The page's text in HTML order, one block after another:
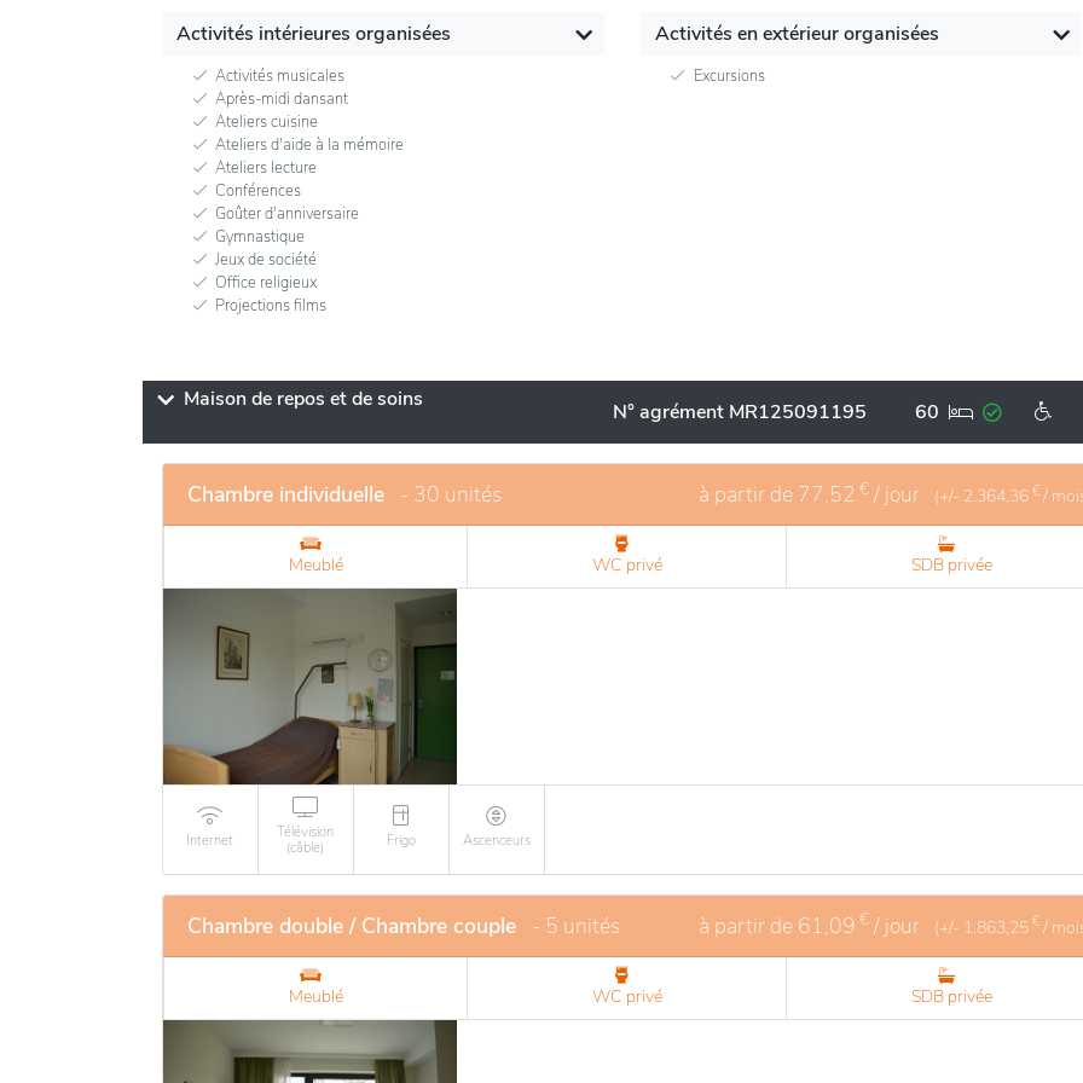
Activités intérieures organisées
Activités musicales
Après-midi dansant
Ateliers cuisine
Ateliers d'aide à la mémoire
Ateliers lecture
Conférences
Goûter d'anniversaire
Gymnastique
Jeux de société
Office religieux
Projections films
Activités en extérieur organisées
Excursions
Maison de repos et de soins N° agrément MR125091195 60
Chambre individuelle - 30 unités à partir de 77,52 € / jour (+/- 2.364,36 € /
Meublé WC privé SDB privée
Internet
Télévision
(câble)
Frigo Ascenceurs
Chambre double / Chambre couple - 5 unités à partir de 61,09 € / jour (+/- 1.863,25 € /
Meublé WC privé SDB privée